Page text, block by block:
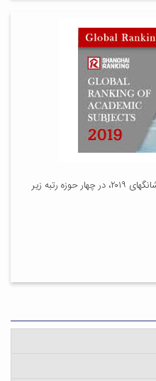
دانشگاه کاشان در رتبه بندی موضوعی شانگهای ۲۰۱۹، در چهار حوزه رتبه زیر